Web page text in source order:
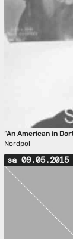
“An American in
Nordpol
sa 09.05.2015